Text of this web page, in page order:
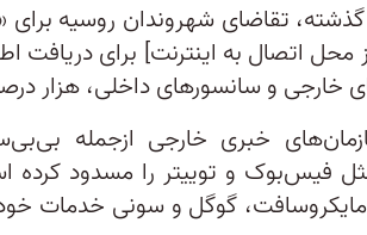
تقاضای شهروندان روسیه برای
اتصال به اینترنت] برای دریافت
خارجی و سانسورهای داخلی، هزار
خبری خارجی ازجمله
فیس‌بوک و توییتر را مسدود
گوگل و سونی خدمات